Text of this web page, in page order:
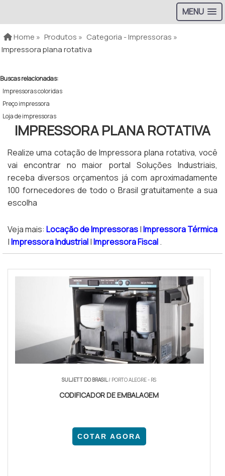
MENU
Home » Produtos » Categoria - Impressoras »
Impressora plana rotativa
Buscas relacionadas:
Impressoras coloridas
Preço impressora
Loja de impressoras
IMPRESSORA PLANA ROTATIVA
Realize uma cotação de Impressora plana rotativa, você
vai encontrar no maior portal Soluções Industriais,
receba diversos orçamentos já com aproximadamente
100 fornecedores de todo o Brasil gratuitamente a sua
escolha
Veja mais: Locação de Impressoras|Impressora Térmica
|Impressora Industrial|Impressora Fiscal.
SULJETT DO BRASIL/ PORTO ALEGRE - RS
CODIFICADOR DE EMBALAGEM
COTAR AGORA